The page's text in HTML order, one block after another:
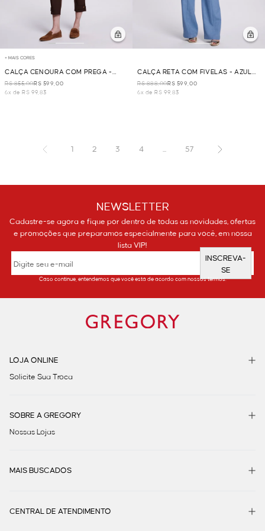
+ MAIS CORES
CALÇA CENOURA COM PREGA -
MARROM
R$ 855,00R$ 599,00
6x de R$ 99,83
CALÇA RETA COM FIVELAS - AZUL
CLARO
R$ 888,00R$ 599,00
6x de R$ 99,83
1 2 3 4 ... 57
NEWSLETTER
Cadastre-se agora e fique por dentro de todas as novidades, ofertas
e promoções que preparamos especialmente para você, em nossa
lista VIP!
INSCREVA-
SE
Caso continue, entendemos que você está de acordo com nossos termos.
LOJA ONLINE
Solicite Sua Troca
SOBRE A GREGORY
Nossas Lojas
MAIS BUSCADOS
CENTRAL DE ATENDIMENTO